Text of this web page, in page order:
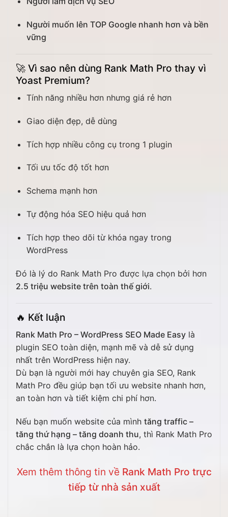
Người muốn lên TOP Google nhanh hơn và bền
vững
🚀Vì sao nên dùng Rank Math Pro thay vì
Yoast Premium?
Tính năng nhiều hơn nhưng giá rẻ hơn
Giao diện đẹp, dễ dùng
Tích hợp nhiều công cụ trong 1 plugin
Tối ưu tốc độ tốt hơn
Schema mạnh hơn
Tự động hóa SEO hiệu quả hơn
Tích hợp theo dõi từ khóa ngay trong
WordPress
Đó là lý do Rank Math Pro được lựa chọn bởi hơn
2.5 triệu website trên toàn thế giới.
🔥 Kết luận
Rank Math Pro – WordPress SEO Made Easy là
plugin SEO toàn diện, mạnh mẽ và dễ sử dụng
nhất trên WordPress hiện nay.
Dù bạn là người mới hay chuyên gia SEO, Rank
Math Pro đều giúp bạn tối ưu website nhanh hơn,
an toàn hơn và tiết kiệm chi phí hơn.
Nếu bạn muốn website của mình tăng traffic –
tăng thứ hạng – tăng doanh thu, thì Rank Math Pro
chắc chắn là lựa chọn hoàn hảo.
Xem thêm thông tin về Rank Math Pro trực
tiếp từ nhà sản xuất